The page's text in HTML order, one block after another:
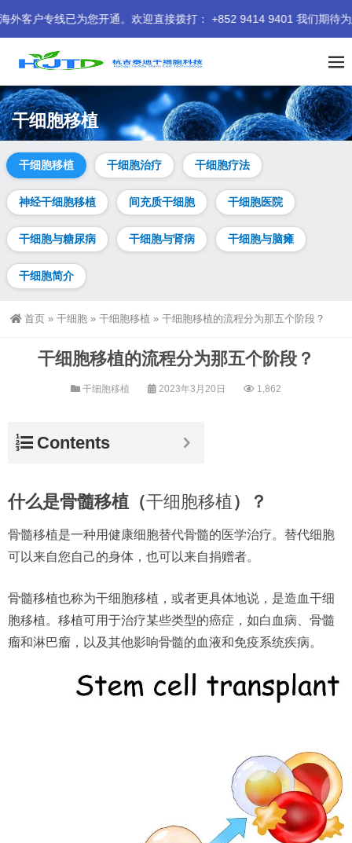
线已为您开通。欢迎直接拨打： +852 9414 9401 我们期待为您服务
干细胞移植
干细胞移植 干细胞治疗 干细胞疗法
神经干细胞移植 间充质干细胞 干细胞医院
干细胞与糖尿病 干细胞与肾病 干细胞与脑瘫
干细胞简介
首页 » 干细胞 » 干细胞移植 » 干细胞移植的流程分为那五个阶段？
干细胞移植的流程分为那五个阶段？
干细胞移植 2023年3月20日 1,862
Contents
什么是骨髓移植（干细胞移植）？
骨髓移植是一种用健康细胞替代骨髓的医学治疗。替代细胞
可以来自您自己的身体，也可以来自捐赠者。
骨髓移植也称为干细胞移植，或者更具体地说，是造血干细
胞移植。移植可用于治疗某些类型的癌症，如白血病、骨髓
瘤和淋巴瘤，以及其他影响骨髓的血液和免疫系统疾病。